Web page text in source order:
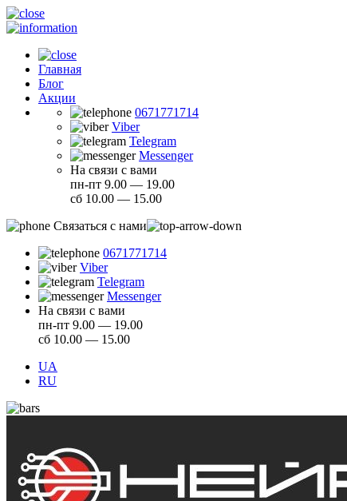
Главная
Блог
Акции
0671771714
Viber
Telegram
Messenger
На связи с вами
пн-пт 9.00 — 19.00
сб 10.00 — 15.00
Связаться с нами
0671771714
Viber
Telegram
Messenger
На связи с вами
пн-пт 9.00 — 19.00
сб 10.00 — 15.00
UA
RU